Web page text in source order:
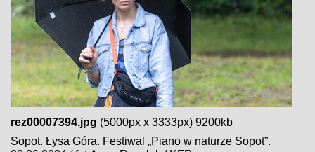
rez00007394.jpg (5000px x 3333px) 9200kb
Sopot. Łysa Góra. Festiwal „Piano w naturze Sopot”.